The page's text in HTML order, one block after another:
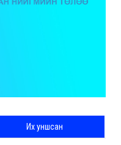
Их уншсан